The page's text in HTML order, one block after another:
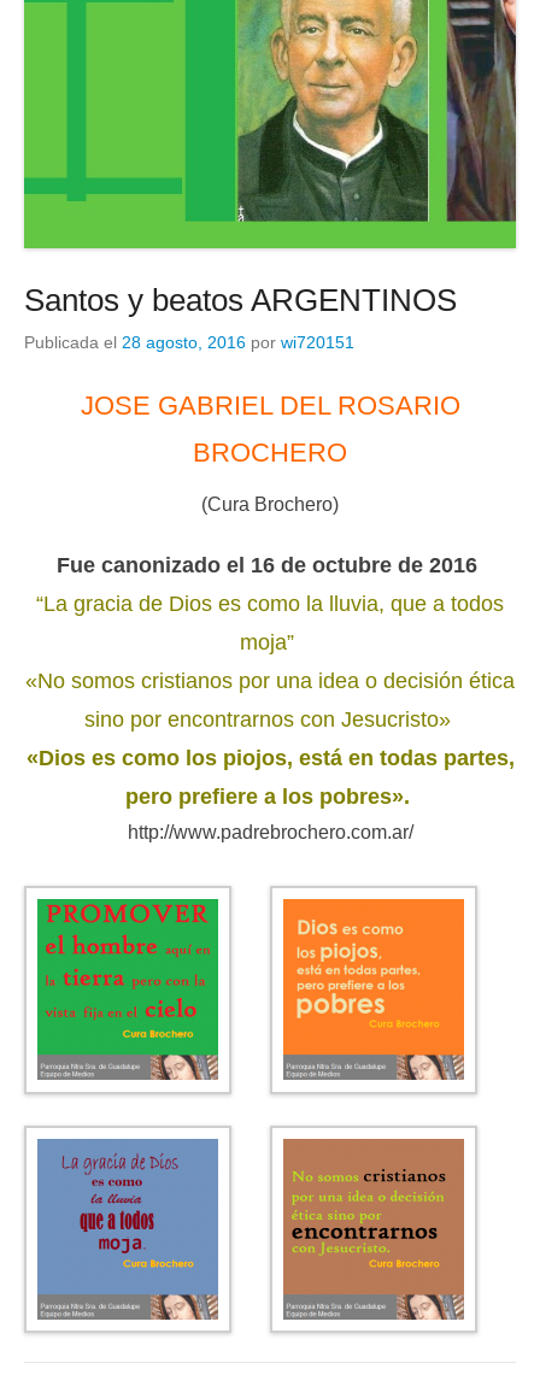
Santos y beatos ARGENTINOS
Publicada el 28 agosto, 2016 por wi720151
JOSE GABRIEL DEL ROSARIO
BROCHERO
(Cura Brochero)
Fue canonizado el 16 de octubre de 2016
“La gracia de Dios es como la lluvia, que a todos
moja”
«No somos cristianos por una idea o decisión ética
sino por encontrarnos con Jesucristo»
«Dios es como los piojos, está en todas partes,
pero prefiere a los pobres».
http://www.padrebrochero.com.ar/